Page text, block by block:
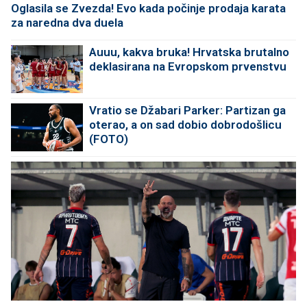
Oglasila se Zvezda! Evo kada počinje prodaja karata
za naredna dva duela
Auuu, kakva bruka! Hrvatska brutalno
deklasirana na Evropskom prvenstvu
Vratio se Džabari Parker: Partizan ga
oterao, a on sad dobio dobrodošlicu
(FOTO)